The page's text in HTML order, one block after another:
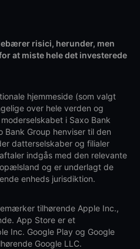
risici, herunder, men
at miste hele det investerede
hjemmeside (som valgt
over hele verden og
i Saxo Bank
Bank Group henviser til den
datterselskaber og filialer
indgås med den relevante
og er underlagt de
enheds jurisdiktion.
tilhørende Apple Inc.,
App Store er et
Inc. Google Play og Google
Google LLC.